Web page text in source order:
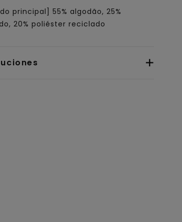
principal] 55% algodão, 25%
20% poliéster reciclado